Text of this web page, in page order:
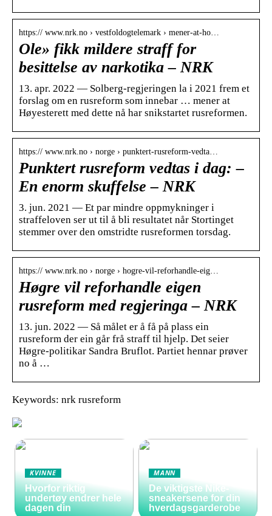
https:// www.nrk.no › vestfoldogtelemark › mener-at-ho…
Ole» fikk mildere straff for
besittelse av narkotika – NRK
13. apr. 2022 — Solberg-regjeringen la i 2021 frem et
forslag om en rusreform som innebar … mener at
Høyesterett med dette nå har snikstartet rusreformen.
https:// www.nrk.no › norge › punktert-rusreform-vedta…
Punktert rusreform vedtas i dag: –
En enorm skuffelse – NRK
3. jun. 2021 — Et par mindre oppmykninger i
straffeloven ser ut til å bli resultatet når Stortinget
stemmer over den omstridte rusreformen torsdag.
https:// www.nrk.no › norge › hogre-vil-reforhandle-eig…
Høgre vil reforhandle eigen
rusreform med regjeringa – NRK
13. jun. 2022 — Så målet er å få på plass ein
rusreform der ein går frå straff til hjelp. Det seier
Høgre-politikar Sandra Bruflot. Partiet hennar prøver
no å …
Keywords: nrk rusreform
KVINNE
Hvorfor riktig
undertøy endrer hele
dagen din
MANN
De viktigste Nike-
sneakersene for din
hverdagsgarderobe